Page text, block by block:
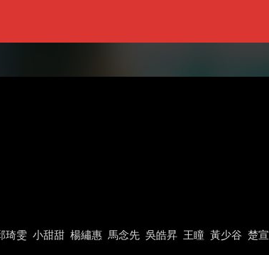
琦雯 小甜甜 楊繡惠 馬念先 吳皓昇 王瞳 黃少谷 楚宣